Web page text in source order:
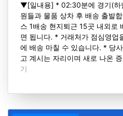
▼[일내용] * 02:30분에 경기(하
원들과 물품 상차 후 배송 출발
스 1배송 현지퇴근 15곳 내외로
면 됩니다. * 거래처가 점심영업
에 배송 마칠 수 있습니다. * 당
고 계시는 자리이며 새로 나온
기